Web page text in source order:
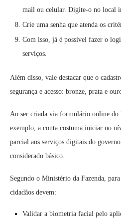
mail ou celular. Digite-o no local
Crie uma senha que atenda os
Com isso, já é possível fazer o
serviços.
Além disso, vale destacar que o
segurança e acesso: bronze, prata e
Ao ser criada via formulário online do
exemplo, a conta costuma iniciar no
parcial aos serviços digitais do
considerado básico.
Segundo o Ministério da Fazenda,
cidadãos devem:
Validar a biometria facial pelo